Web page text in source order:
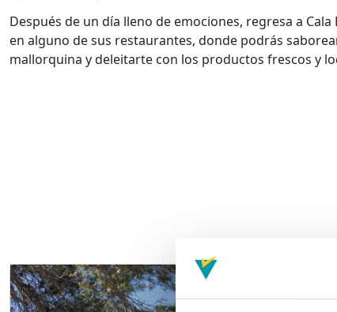
Después de un día lleno de emociones, regresa a
en alguno de sus restaurantes, donde podrás
mallorquina y deleitarte con los productos frescos y